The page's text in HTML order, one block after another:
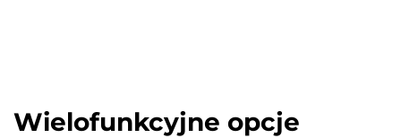
Wielofunkcyjne opcje